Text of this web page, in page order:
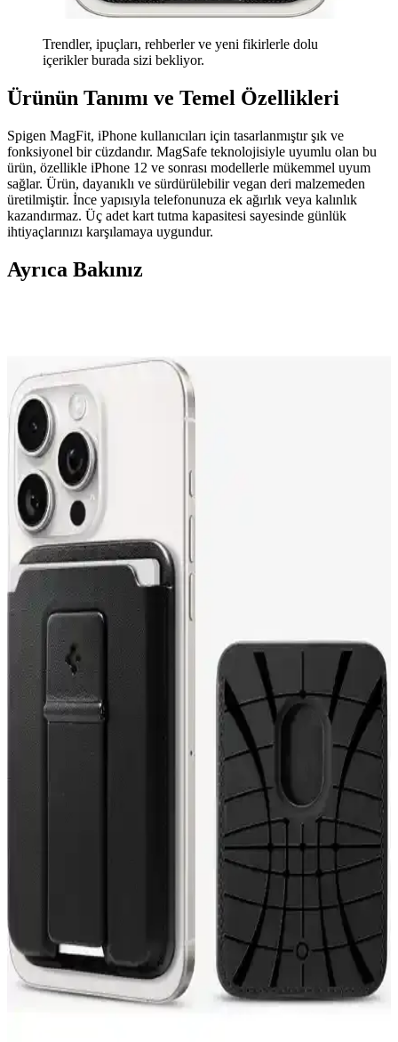
Trendler, ipuçları, rehberler ve yeni fikirlerle dolu
içerikler burada sizi bekliyor.
Ürünün Tanımı ve Temel Özellikleri
Spigen MagFit, iPhone kullanıcıları için tasarlanmıştır şık ve
fonksiyonel bir cüzdandır. MagSafe teknolojisiyle uyumlu olan bu
ürün, özellikle iPhone 12 ve sonrası modellerle mükemmel uyum
sağlar. Ürün, dayanıklı ve sürdürülebilir vegan deri malzemeden
üretilmiştir. İnce yapısıyla telefonunuza ek ağırlık veya kalınlık
kazandırmaz. Üç adet kart tutma kapasitesi sayesinde günlük
ihtiyaçlarınızı karşılamaya uygundur.
Ayrıca Bakınız
Spigen MagFit Air Vent, MagSafe uyumlu iPhone modelleri için
360° dönebilen başlıkla sürüşte navigasyonu ve multimedyayı
güvenli gösterir; alçak duruş ve yumuşak kaplama çizilmeyi azaltır;
USB‑C güç kaynağı gerekir.
Spigen MagFit iPhone için MagSafe Uyumlu 3
Kartlı Manyetik Cüzdan İnce ve Şık Tasarım
Spigen MagFit, iPhone ile uyumlu, vegan deri malzemeden
yapılmış, 3 kart tutma kapasitesi ve güçlü mıknatıs özellikleriyle
günlük kullanım için ideal şık ve hafif bir cüzdan.
Spigen MagFit Dashboard Araç İçi Telefon Tutucu
Güçlü Mıknatıs ve Pratik Kullanım
Spigen MagFit, güçlü mıknatıslar ve kolay montaj özellikleriyle
iPhone'lar için tasarlanmış dayanıklı araç içi telefon tutucusudur.
Uyumlu ve kullanışlı tasarımıyla sürüş güvenliğinizi artırır.
Spigen MagFit Air Vent ITS12: MagSafe Uyumlu
Araç İçi Tutucu ile Hızlı ve Güvenli Montaj
Spigen MagFit Air Vent ITS12, MagSafe uyumlu iPhone modelleri
için OneTap ile hızlı kurulum sağlayan araç içi tutucudur.
Ayarlanabilir montaj, hava akışını bozmadan güvenli sabitleme ve
kablo düzenleyiciyle temiz kullanım sunar.
Spigen iPhone 13 ve 14 Kılıflarının Karşılaştırması:
Liquid Air ve Core Armor MagFit özellikleri
Spigen Liquid Air ve Core Armor MagFit kılıflarını karşılaştırıyoruz.
Her biri dayanıklı, şık ve koruma sağlar. Hangi model ihtiyaçlarınıza
uygun, detaylar ve kullanıcı yorumlarıyla anlatılıyor.
Spigen MagFit iPhone için MagSafe uyumlu 3 kartlı
manyetik cüzdan özellikleri ve kullanım avantajları
MagFit iPhone cüzdan, MagSafe uyumlu, 3 kart kapasiteli, şık